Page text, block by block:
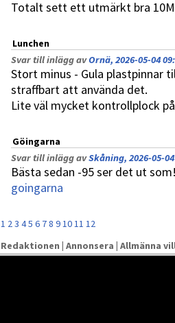
Totalt sett ett utmärkt bra
Lunchen
Svar till inlägg avOrnä, 2026-05-04
Stort minus - Gula plastpinnar
straffbart att använda det.
Lite väl mycket kontrollplock
Göingarna
Svar till inlägg avSkåning, 2026-05-
Bästa sedan -95 ser det ut
goingarna
1 23 45 6 78 91011 12
Redaktionen | Annonsera | Allmänna